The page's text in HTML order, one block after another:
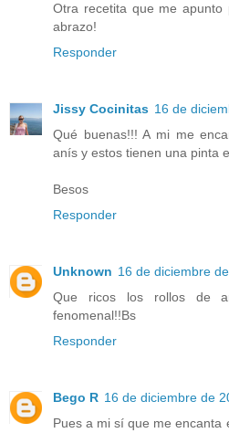
Otra recetita que me
abrazo!
Responder
Jissy Cocinitas 16 de
Qué buenas!!! A mi me
anís y estos tienen una pinta
Besos
Responder
Unknown 16 de diciembre
Que ricos los rollos de
fenomenal!!Bs
Responder
Bego R 16 de diciembre de
Pues a mi sí que me encanta